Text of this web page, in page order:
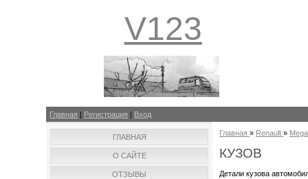
V123
Главная | Регистрация | Вход
ГЛАВНАЯ
О САЙТЕ
ОТЗЫВЫ
Главная » Renault »
КУЗОВ
Детали кузова